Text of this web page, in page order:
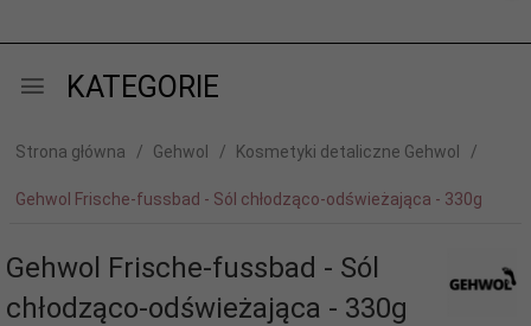
KATEGORIE
Strona główna Gehwol Kosmetyki detaliczne Gehwol
Gehwol Frische-fussbad - Sól chłodząco-odświeżająca - 330g
Gehwol Frische-fussbad - Sól
chłodząco-odświeżająca - 330g